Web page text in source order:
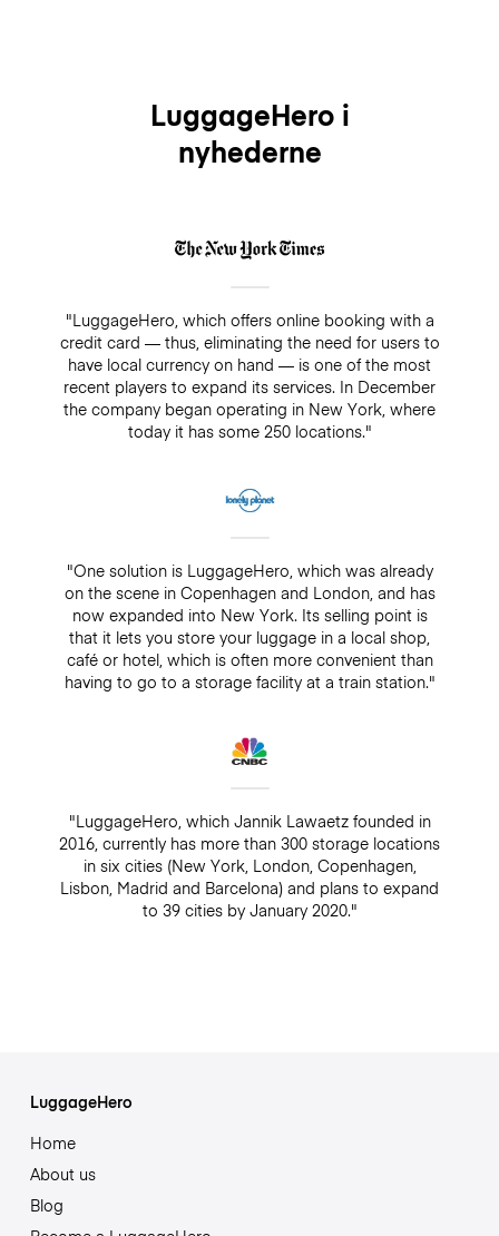
cover your bags for up to $3,000/€2500 while being
stored. On the other hand, if you decide not to add
insurance, there is always a guarantee of $500. Make
sure you do not pay cash in a drop-off/pick-up shop,
LuggageHero i
nyhederne
"LuggageHero, which offers online booking with a
credit card — thus, eliminating the need for users to
have local currency on hand — is one of the most
recent players to expand its services. In December
the company began operating in New York, where
today it has some 250 locations."
"One solution is LuggageHero, which was already
on the scene in Copenhagen and London, and has
now expanded into New York. Its selling point is
that it lets you store your luggage in a local shop,
café or hotel, which is often more convenient than
having to go to a storage facility at a train station."
"LuggageHero, which Jannik Lawaetz founded in
2016, currently has more than 300 storage locations
in six cities (New York, London, Copenhagen,
Lisbon, Madrid and Barcelona) and plans to expand
to 39 cities by January 2020."
LuggageHero
Home
About us
Blog